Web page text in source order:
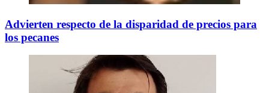
Advierten respecto de la disparidad de precios para
los pecanes